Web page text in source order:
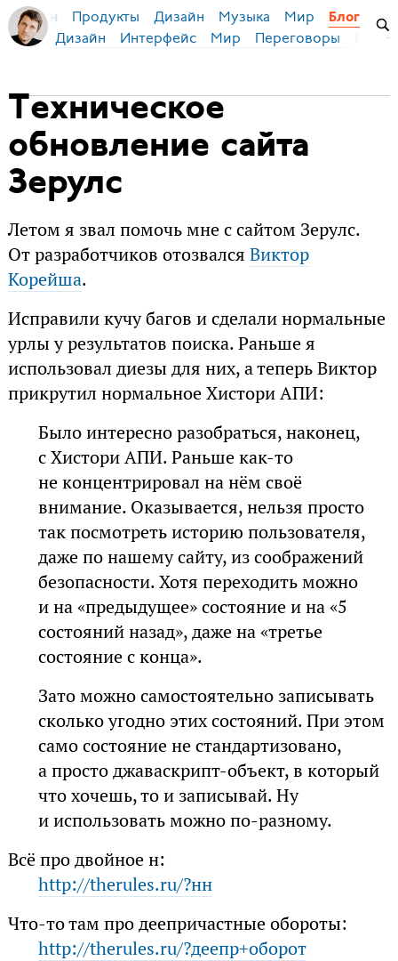
Бирман Продукты Дизайн Музыка Мир Блог
Дизайн Интерфейс Мир Переговоры
Техническое
обновление сайта
Зерулс
Летом я звал помочь мне с сайтом Зерулс.
От разработчиков отозвался Виктор
Корейша.
Исправили кучу багов и сделали нормальные
урлы у результатов поиска. Раньше я
использовал диезы для них, а теперь Виктор
прикрутил нормальное Хистори АПИ:
Было интересно разобраться, наконец,
с Хистори АПИ. Раньше как-то
не концентрировал на нём своё
внимание. Оказывается, нельзя просто
так посмотреть историю пользователя,
даже по нашему сайту, из соображений
безопасности. Хотя переходить можно
и на «предыдущее» состояние и на «5
состояний назад», даже на «третье
состояние с конца».
Зато можно самостоятельно записывать
сколько угодно этих состояний. При этом
само состояние не стандартизовано,
а просто джаваскрипт-объект, в который
что хочешь, то и записывай. Ну
и использовать можно по-разному.
Всё про двойное н:
http://therules.ru/?нн
Что-то там про деепричастные обороты:
http://therules.ru/?деепр+оборот